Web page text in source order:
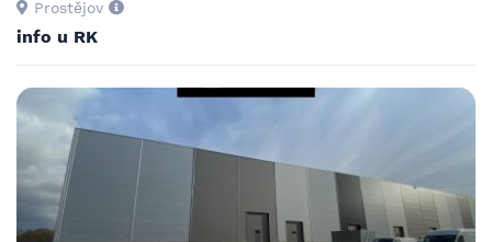
Prostějov
info u RK